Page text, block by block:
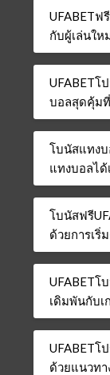
UFABETฟ
กับผู้เล่นให
UFABETโ
บอลสุดคุ้มที่
โบนัสแทงบ
แทงบอลได้
โบนัสฟรี
ด้วยการเริ่
UFABETโ
เดิมพันกับเ
UFABETโ
ด้วยแนวทา